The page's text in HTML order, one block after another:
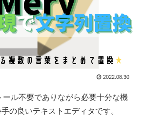
2022.08.30
ール不要でありながら必要十分な機
の良いテキストエディタです。